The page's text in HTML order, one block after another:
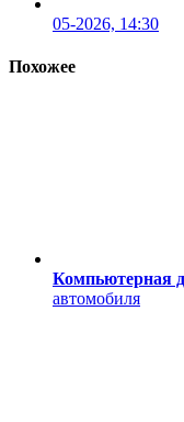
05-2026, 14:30
Похожее
Компьютерная
автомобиля